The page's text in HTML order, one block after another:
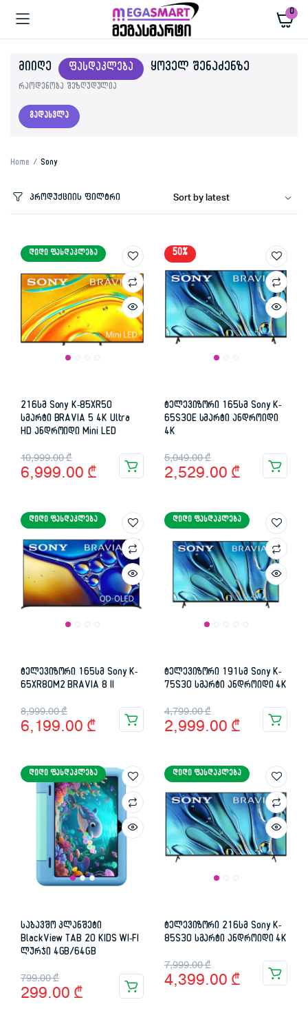
0
ᲛᲘᲘᲦᲔ ᲤᲐᲡᲓᲐᲙᲚᲔᲑᲐ ᲧᲝᲕᲔᲚ ᲨᲔᲜᲐᲫᲔᲜᲖᲔ
რაოდენობა შეზღუდულია
გადასვლა
Home Sony
პროდუქციის ფილტრი
ᲓᲘᲓᲘ ᲤᲐᲡᲓᲐᲙᲚᲔᲑᲐ
216სმ Sony K-85XR50
სმარტი BRAVIA 5 4K Ultra
HD ანდროიდი Mini LED
10,999.00₾
Original
price
10,999.00 ₾.
6,999.00 ₾
Current
price
6,999.00 ₾.
50%
ტელევიზორი 165სმ Sony K-
65S30E სმარტი ანდროიდი
4K
5,049.00₾
Original
price
5,049.00 ₾.
2,529.00 ₾
Current
price
2,529.00 ₾.
ᲓᲘᲓᲘ ᲤᲐᲡᲓᲐᲙᲚᲔᲑᲐ
ტელევიზორი 165სმ Sony K-
65XR80M2 BRAVIA 8 II
8,999.00₾
Original
price
8,999.00 ₾.
6,199.00 ₾
Current
price
6,199.00 ₾.
ᲓᲘᲓᲘ ᲤᲐᲡᲓᲐᲙᲚᲔᲑᲐ
ტელევიზორი 191სმ Sony K-
75S30 სმარტი ანდროიდი 4K
4,799.00₾
Original
price
4,799.00 ₾.
2,999.00 ₾
Current
price
2,999.00 ₾.
ᲓᲘᲓᲘ ᲤᲐᲡᲓᲐᲙᲚᲔᲑᲐ
საბავშო პლანშეტი
BlackView TAB 20 KIDS WI-FI
ლურჯი 4GB/64GB
799.00₾
Original
price
299.00 ₾
Current
price
ᲓᲘᲓᲘ ᲤᲐᲡᲓᲐᲙᲚᲔᲑᲐ
ტელევიზორი 216სმ Sony K-
85S30 სმარტი ანდროიდი 4K
7,999.00₾
Original
price
4,399.00 ₾
Current
price